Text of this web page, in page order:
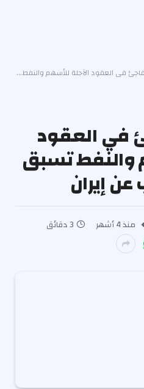
العقود الآجلة للأسهم والنفط تسبق منشورًا لترامب عن إيران
في العقود
والنفط تسبق
إيران
منذ 4 أشهر
3 دقائق